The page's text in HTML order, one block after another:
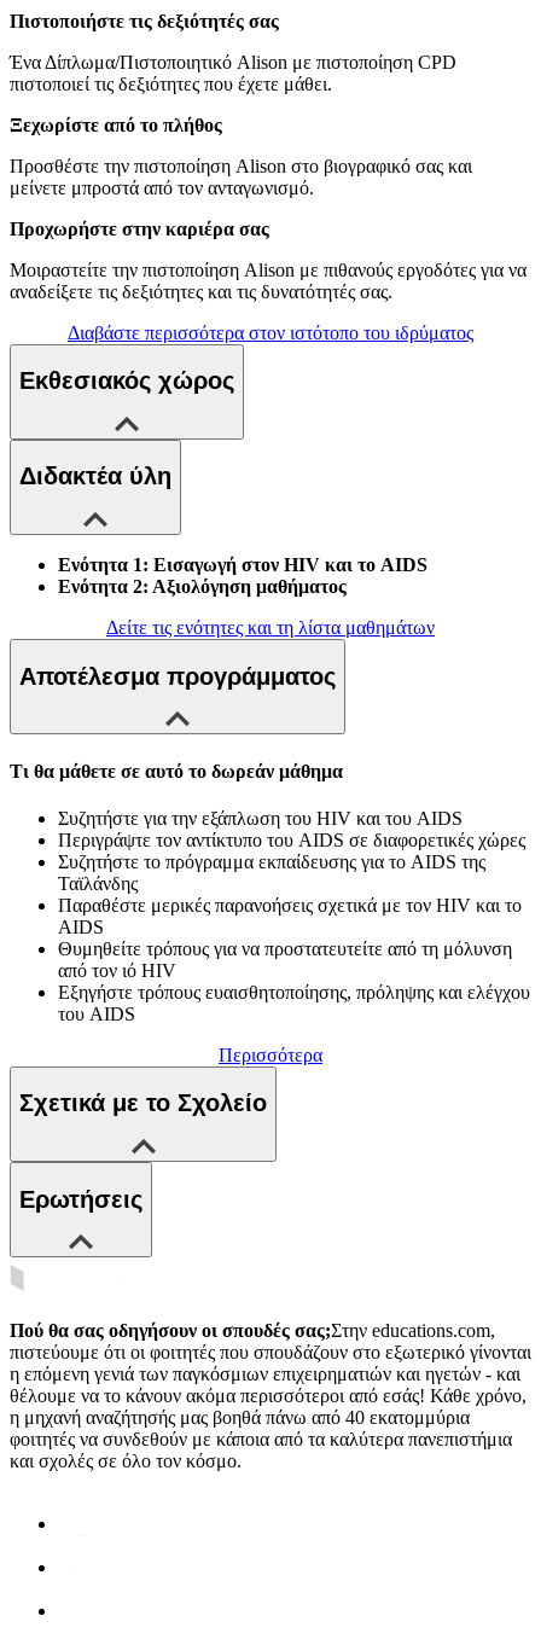
Πιστοποιήστε τις δεξιότητές σας
Ένα Δίπλωμα/Πιστοποιητικό Alison με πιστοποίηση CPD
πιστοποιεί τις δεξιότητες που έχετε μάθει.
Ξεχωρίστε από το πλήθος
Προσθέστε την πιστοποίηση Alison στο βιογραφικό σας και
μείνετε μπροστά από τον ανταγωνισμό.
Προχωρήστε στην καριέρα σας
Μοιραστείτε την πιστοποίηση Alison με πιθανούς εργοδότες για να
αναδείξετε τις δεξιότητες και τις δυνατότητές σας.
Διαβάστε περισσότερα στον ιστότοπο του ιδρύματος
Εκθεσιακός χώρος
Διδακτέα ύλη
Ενότητα 1: Εισαγωγή στον HIV και το AIDS
Ενότητα 2: Αξιολόγηση μαθήματος
Δείτε τις ενότητες και τη λίστα μαθημάτων
Αποτέλεσμα προγράμματος
Τι θα μάθετε σε αυτό το δωρεάν μάθημα
Συζητήστε για την εξάπλωση του HIV και του AIDS
Περιγράψτε τον αντίκτυπο του AIDS σε διαφορετικές χώρες
Συζητήστε το πρόγραμμα εκπαίδευσης για το AIDS της
Ταϊλάνδης
Παραθέστε μερικές παρανοήσεις σχετικά με τον HIV και το
AIDS
Θυμηθείτε τρόπους για να προστατευτείτε από τη μόλυνση
από τον ιό HIV
Εξηγήστε τρόπους ευαισθητοποίησης, πρόληψης και ελέγχου
του AIDS
Περισσότερα
Σχετικά με το Σχολείο
Ερωτήσεις
Πού θα σας οδηγήσουν οι σπουδές σας;Στην educations.com,
πιστεύουμε ότι οι φοιτητές που σπουδάζουν στο εξωτερικό γίνονται
η επόμενη γενιά των παγκόσμιων επιχειρηματιών και ηγετών - και
θέλουμε να το κάνουν ακόμα περισσότεροι από εσάς! Κάθε χρόνο,
η μηχανή αναζήτησής μας βοηθά πάνω από 40 εκατομμύρια
φοιτητές να συνδεθούν με κάποια από τα καλύτερα πανεπιστήμια
και σχολές σε όλο τον κόσμο.